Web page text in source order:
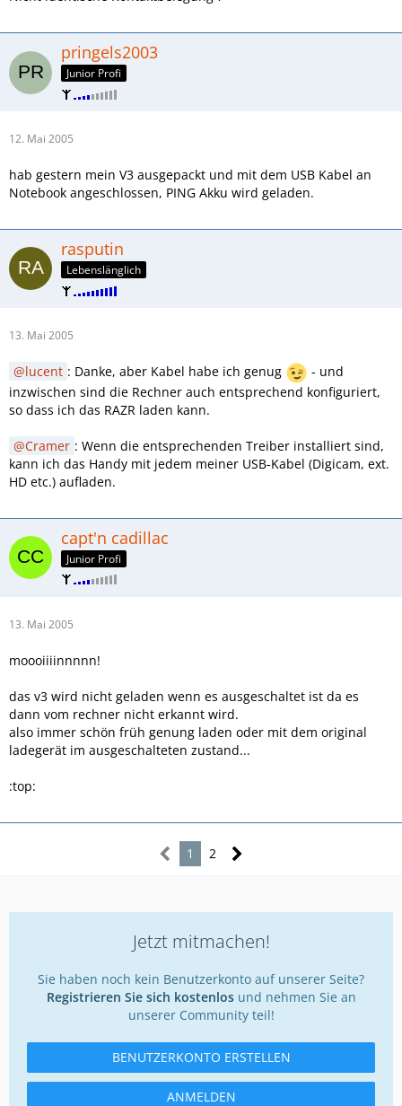
pringels2003
Junior Profi
12. Mai 2005
hab gestern mein V3 ausgepackt und mit dem USB Kabel an
Notebook angeschlossen, PING Akku wird geladen.
rasputin
Lebenslänglich
13. Mai 2005
lucent : Danke, aber Kabel habe ich genug
- und
inzwischen sind die Rechner auch entsprechend konfiguriert,
so dass ich das RAZR laden kann.
Cramer : Wenn die entsprechenden Treiber installiert sind,
kann ich das Handy mit jedem meiner USB-Kabel (Digicam, ext.
HD etc.) aufladen.
capt'n cadillac
Junior Profi
13. Mai 2005
moooiiiinnnnn!
das v3 wird nicht geladen wenn es ausgeschaltet ist da es
dann vom rechner nicht erkannt wird.
also immer schön früh genung laden oder mit dem original
ladegerät im ausgeschalteten zustand...
:top:
1 2
Jetzt mitmachen!
Sie haben noch kein Benutzerkonto auf unserer Seite?
Registrieren Sie sich kostenlosund nehmen Sie an
unserer Community teil!
BENUTZERKONTO ERSTELLEN
ANMELDEN